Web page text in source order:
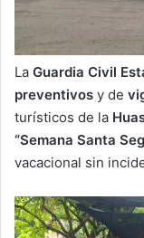
La Guardia Civil
preventivos y de
turísticos de la
“Semana Santa
vacacional sin